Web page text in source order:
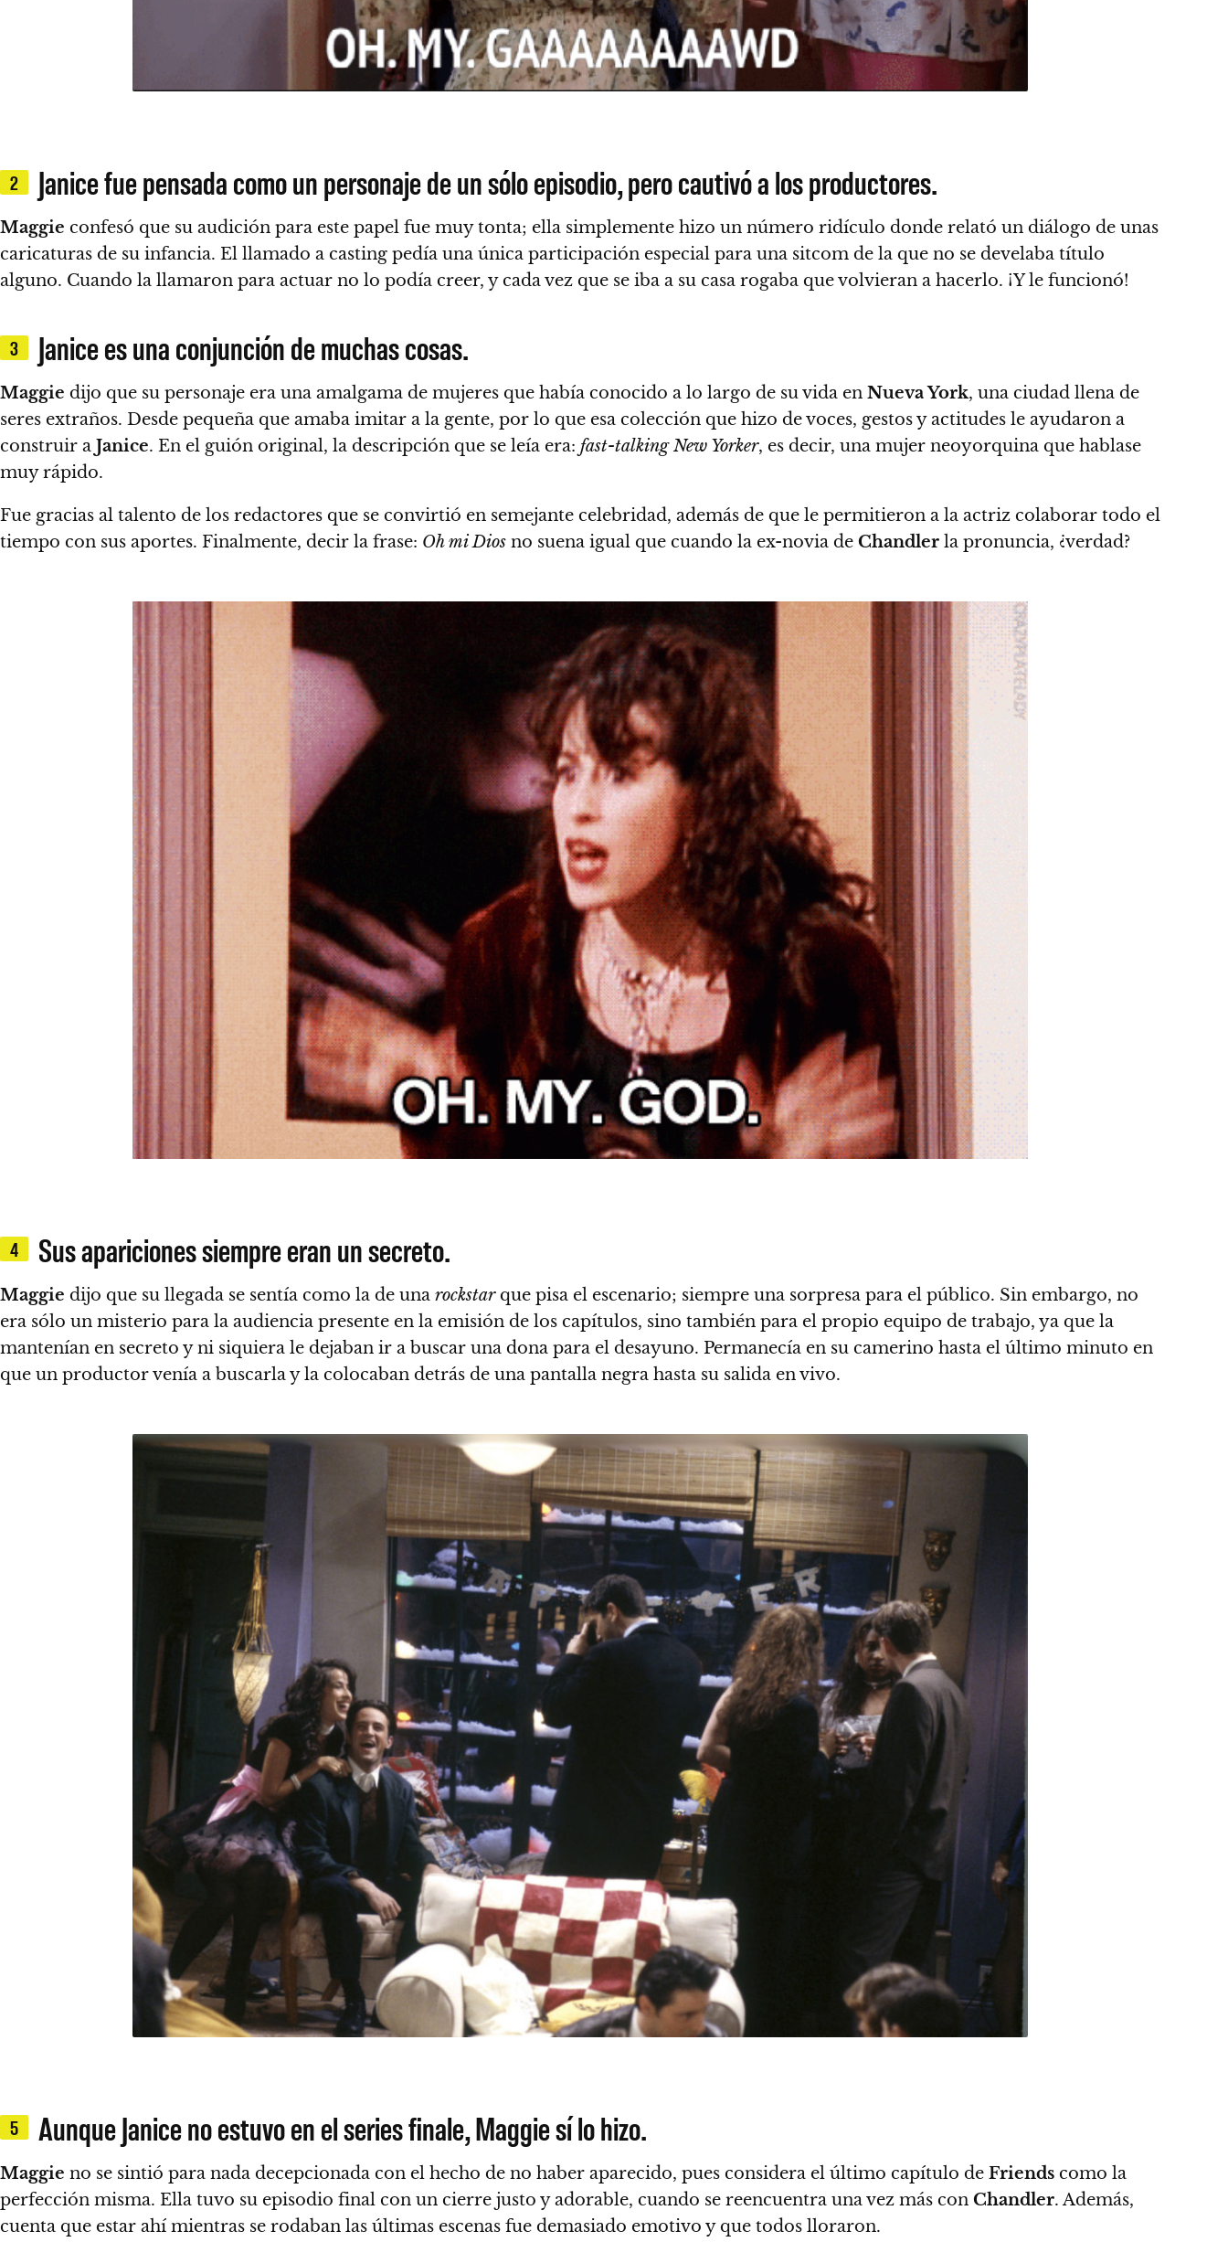
2 Janice fue pensada como un personaje de un sólo episodio, pero cautivó a los productores.
Maggie confesó que su audición para este papel fue muy tonta; ella simplemente hizo un número ridículo donde relató un diálogo de unas
caricaturas de su infancia. El llamado a casting pedía una única participación especial para una sitcom de la que no se develaba título
alguno. Cuando la llamaron para actuar no lo podía creer, y cada vez que se iba a su casa rogaba que volvieran a hacerlo. ¡Y le funcionó!
3 Janice es una conjunción de muchas cosas.
Maggie dijo que su personaje era una amalgama de mujeres que había conocido a lo largo de su vida en Nueva York, una ciudad llena de
seres extraños. Desde pequeña que amaba imitar a la gente, por lo que esa colección que hizo de voces, gestos y actitudes le ayudaron a
construir a Janice. En el guión original, la descripción que se leía era: fast-talking New Yorker, es decir, una mujer neoyorquina que hablase
muy rápido.
Fue gracias al talento de los redactores que se convirtió en semejante celebridad, además de que le permitieron a la actriz colaborar todo el
tiempo con sus aportes. Finalmente, decir la frase: Oh mi Dios no suena igual que cuando la ex-novia de Chandler la pronuncia, ¿verdad?
4 Sus apariciones siempre eran un secreto.
Maggie dijo que su llegada se sentía como la de una rockstarque pisa el escenario; siempre una sorpresa para el público. Sin embargo, no
era sólo un misterio para la audiencia presente en la emisión de los capítulos, sino también para el propio equipo de trabajo, ya que la
mantenían en secreto y ni siquiera le dejaban ir a buscar una dona para el desayuno. Permanecía en su camerino hasta el último minuto en
que un productor venía a buscarla y la colocaban detrás de una pantalla negra hasta su salida en vivo.
5 Aunque Janice no estuvo en el series finale, Maggie sí lo hizo.
Maggie no se sintió para nada decepcionada con el hecho de no haber aparecido, pues considera el último capítulo de Friends como la
perfección misma. Ella tuvo su episodio final con un cierre justo y adorable, cuando se reencuentra una vez más con Chandler. Además,
cuenta que estar ahí mientras se rodaban las últimas escenas fue demasiado emotivo y que todos lloraron.